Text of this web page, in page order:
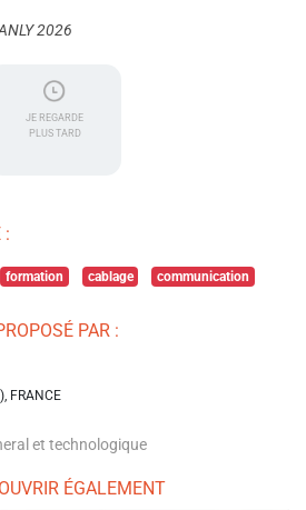
2026
JE REGARDE
PLUS TARD
:
formation cablage communication
PAR :
FRANCE
et technologique
ÉGALEMENT